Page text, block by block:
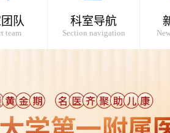
队
team
科室导航
Section navigation